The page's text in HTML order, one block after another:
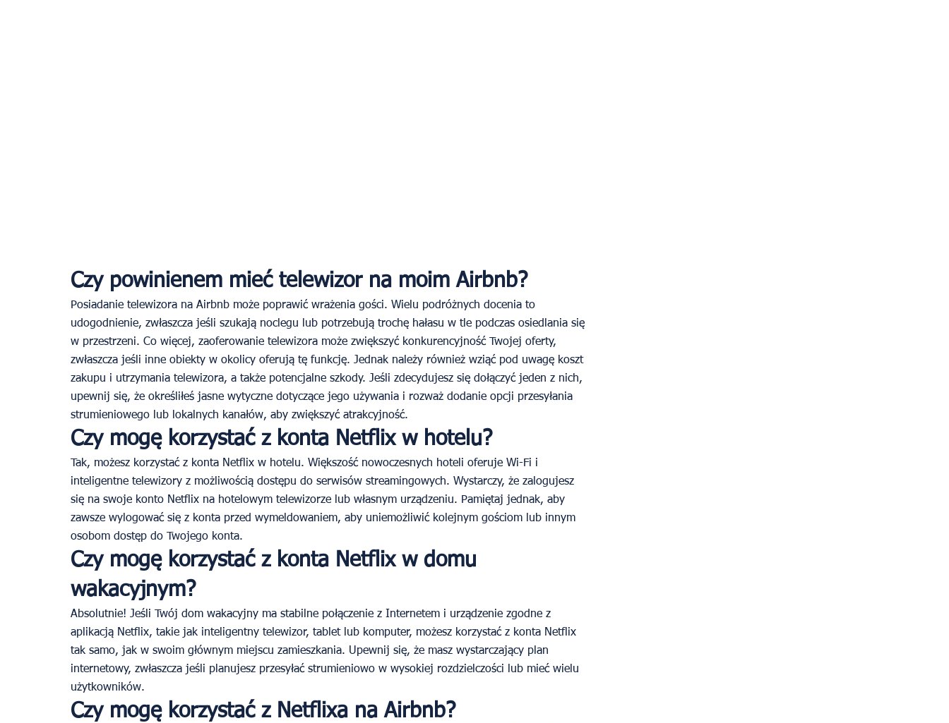
Czy powinienem mieć telewizor na moim Airbnb?
Posiadanie telewizora na Airbnb może poprawić wrażenia gości. Wielu podróżnych docenia to
udogodnienie, zwłaszcza jeśli szukają noclegu lub potrzebują trochę hałasu w tle podczas osiedlania się
w przestrzeni. Co więcej, zaoferowanie telewizora może zwiększyć konkurencyjność Twojej oferty,
zwłaszcza jeśli inne obiekty w okolicy oferują tę funkcję. Jednak należy również wziąć pod uwagę koszt
zakupu i utrzymania telewizora, a także potencjalne szkody. Jeśli zdecydujesz się dołączyć jeden z nich,
upewnij się, że określiłeś jasne wytyczne dotyczące jego używania i rozważ dodanie opcji przesyłania
strumieniowego lub lokalnych kanałów, aby zwiększyć atrakcyjność.
Czy mogę korzystać z konta Netflix w hotelu?
Tak, możesz korzystać z konta Netflix w hotelu. Większość nowoczesnych hoteli oferuje Wi-Fi i
inteligentne telewizory z możliwością dostępu do serwisów streamingowych. Wystarczy, że zalogujesz
się na swoje konto Netflix na hotelowym telewizorze lub własnym urządzeniu. Pamiętaj jednak, aby
zawsze wylogować się z konta przed wymeldowaniem, aby uniemożliwić kolejnym gościom lub innym
osobom dostęp do Twojego konta.
Czy mogę korzystać z konta Netflix w domu
wakacyjnym?
Absolutnie! Jeśli Twój dom wakacyjny ma stabilne połączenie z Internetem i urządzenie zgodne z
aplikacją Netflix, takie jak inteligentny telewizor, tablet lub komputer, możesz korzystać z konta Netflix
tak samo, jak w swoim głównym miejscu zamieszkania. Upewnij się, że masz wystarczający plan
internetowy, zwłaszcza jeśli planujesz przesyłać strumieniowo w wysokiej rozdzielczości lub mieć wielu
użytkowników.
Czy mogę korzystać z Netflixa na Airbnb?